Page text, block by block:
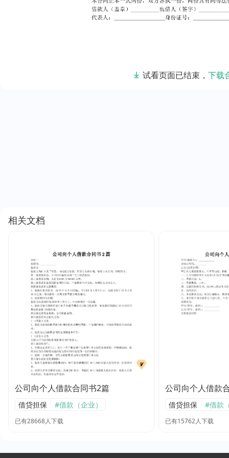
试看页面已结束， 下载
相关文档
公司向个人借款合同书2篇
借贷担保 #借款（企业）
已有28668人下载
公司向个人借款
借贷担保 #借款
已有15762人下载